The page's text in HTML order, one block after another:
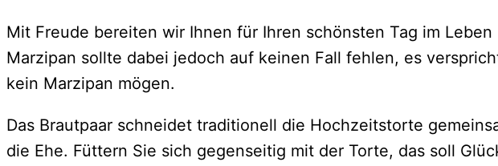
Mit Freude bereiten wir Ihnen für Ihren schönsten Tag im
Marzipan sollte dabei jedoch auf keinen Fall fehlen, es
kein Marzipan mögen.
Das Brautpaar schneidet traditionell die Hochzeitstorte
die Ehe. Füttern Sie sich gegenseitig mit der Torte, das soll